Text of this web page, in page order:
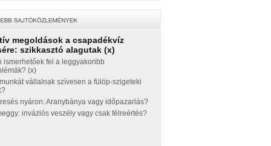
megoldások a csapadékvíz
szikkasztó alagutak (x)
ismerhetőek fel a leggyakoribb
(x)
vállalnak szívesen a fülöp-szigeteki
nyáron: Aranybánya vagy időpazarlás?
inváziós veszély vagy csak félreértés?